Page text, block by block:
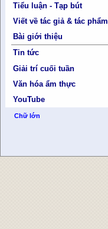
Tiểu luận - Tạp bút
Viết về tác giả & tác phẩm
Bài giới thiệu
Tin tức
Giải trí cuối tuần
Văn hóa ẩm thực
YouTube
Chữ lớn